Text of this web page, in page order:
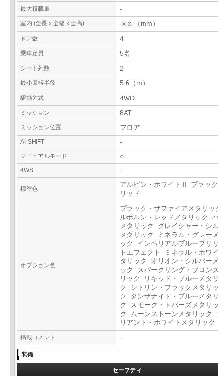
最大積載量 -
室内 (全長ｘ全幅ｘ全高) -x-x-（mm）
ドア数 4
乗車定員 5名
シート列数 2
最小回転半径 5.6（m）
駆動方式 4WD
ミッション 8AT
ミッション位置 フロア
AI-SHIFT -
マニュアルモード ○
4WS -
標準色
アルピン・ホワイトIII ブラッ
リッド
オプション色
ブラック・サファイアメタリ
ルボルン・レッドメタリック
メタリック グレイシャー・シ
メタリック ミネラル・グレー
ック インペリアルブルーブリ
トエフェクト ミネラル・ホワ
タリック オリオン・シルバー
ック スパークリング・ブロン
リック リキッド・ブルーメタ
ク シトリン・ブラックメタリ
ク タンザナイト・ブルーメタ
ク スモーク・トパーズメタリ
ク ムーンストーンメタリック
リアント・ホワイトメタリッ
掲載コメント -
装備
セーフティ